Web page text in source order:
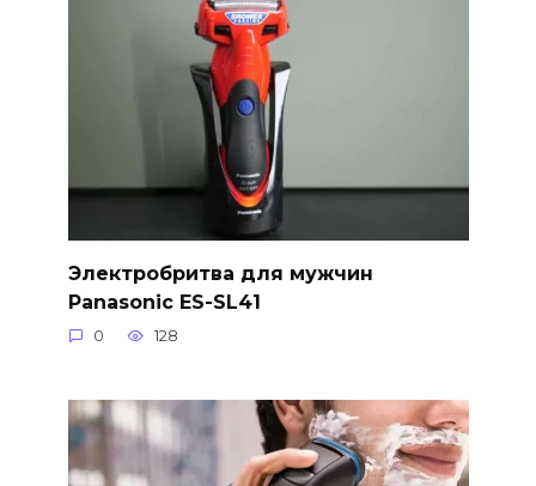
Электробритва для мужчин
Panasonic ES-SL41
0 128